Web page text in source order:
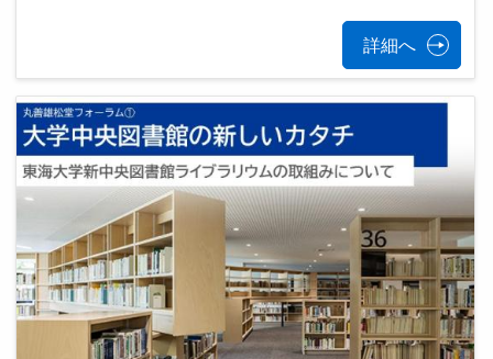
詳細へ